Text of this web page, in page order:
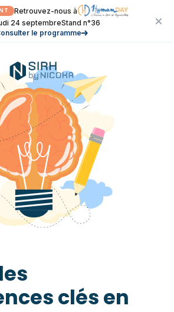
Retrouvez-nous à
24 septembreStand n°36
le programme
clés en